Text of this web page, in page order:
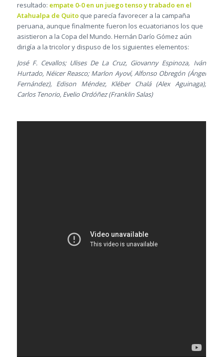
resultado: empate 0-0 en un juego tenso y trabado en el
Atahualpa de Quitoque parecía favorecer a la campaña
peruana, aunque finalmente fueron los ecuatorianos los que
asistieron a la Copa del Mundo. Hernán Darío Gómez aún
dirigía a la tricolor y dispuso de los siguientes elementos:
José F. Cevallos; Ulises De La Cruz, Giovanny Espinoza, Iván
Hurtado, Néicer Reasco; Marlon Ayoví, Alfonso Obregón (Ángel
Fernández), Edison Méndez, Kléber Chalá (Alex Aguinaga);
Carlos Tenorio, Evelio Ordóñez (Franklin Salas)